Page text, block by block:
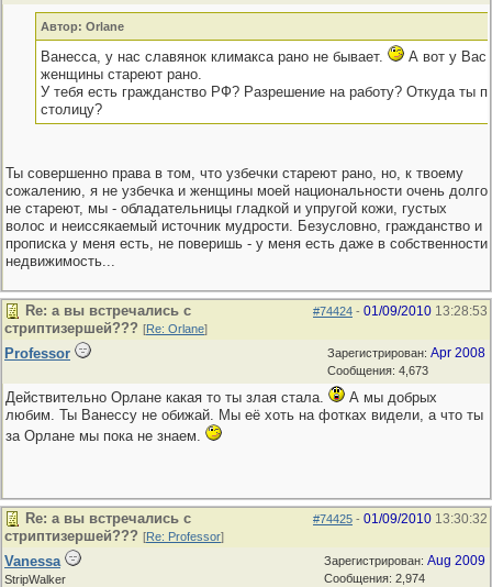
Автор: Orlane
Ванесса, у нас славянок климакса рано не бывает.
А вот у Вас
женщины стареют рано.
У тебя есть гражданство РФ? Разрешение на работу? Откуда ты
столицу?
Ты совершенно права в том, что узбечки стареют рано, но, к твоему
сожалению, я не узбечка и женщины моей национальности очень долго
не стареют, мы - обладательницы гладкой и упругой кожи, густых
волос и неиссякаемый источник мудрости. Безусловно, гражданство и
прописка у меня есть, не поверишь - у меня есть даже в собственности
недвижимость...
#74424 - 01/09/2010 13:28:53
Re: а вы встречались с
стриптизершей??? [Re: Orlane]
Зарегистрирован: Apr 2008
Сообщения: 4,673
Professor
Действительно Oрлане какая то ты злая стала.
А мы добрых
любим. Ты Ванессу не обижай. Мы её хоть на фотках видели, а что ты
за Орлане мы пока не знаем.
#74425 - 01/09/2010 13:30:32
Re: а вы встречались с
стриптизершей??? [Re: Professor]
Зарегистрирован: Aug 2009
Сообщения: 2,974
Vanessa
StripWalker